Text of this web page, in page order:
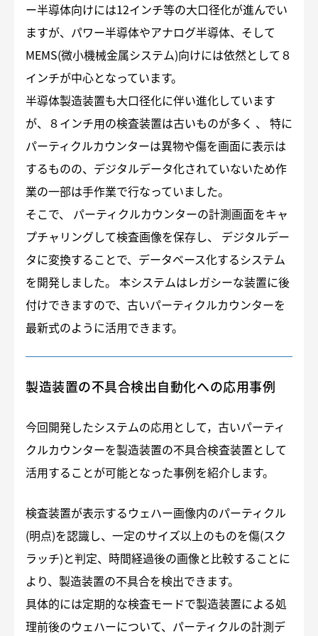
ー半導体向けには12インチ等の大口径化が進んでい
ますが、パワー半導体やアナログ半導体、そして
MEMS(微小機械金属システム)向けには依然として８
インチが中心となっています。
半導体製造装置も大口径化に伴い進化しています
が、８インチ用の検査装置は古いものが多く 、 特に
パーティクルカウンターは異物や傷を画面に表示は
するものの、デジタルデータ化されていないため作
業の一部は手作業で行なっていました。
そこで、 パーティクルカウンターの計測画面をキャ
プチャリングして検査画像を保存し、 デジタルデー
タに変換することで、データベース化するシステム
を開発しました。 本システムはレガシーな装置に後
付けできますので、古いパーティクルカウンターを
最新式のように活用できます。
製造装置の不具合検出自動化への応用事例
今回開発したシステムの応用として，古いパーティ
クルカウンターを製造装置の不具合検査装置として
活用することが可能となった事例を紹介します。
検査装置が表示するウェハー画像内のパーティクル
(明点)を認識し、一定のサイズ以上のものを傷(スク
ラッチ)と判定、時間経過後の画像と比較することに
より、製造装置の不具合を検出できます。
具体的には定期的な検査モードで製造装置による処
理前後のウェハーについて、パーティクルの計測デ